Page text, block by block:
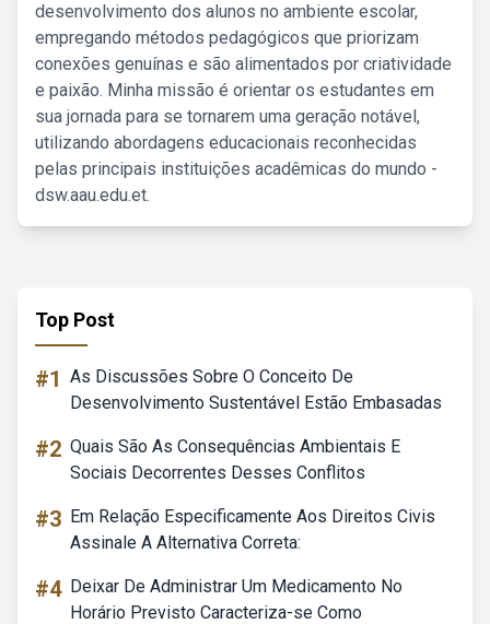
desenvolvimento dos alunos no ambiente escolar,
empregando métodos pedagógicos que priorizam
conexões genuínas e são alimentados por criatividade
e paixão. Minha missão é orientar os estudantes em
sua jornada para se tornarem uma geração notável,
utilizando abordagens educacionais reconhecidas
pelas principais instituições acadêmicas do mundo -
dsw.aau.edu.et.
Top Post
#1 As Discussões Sobre O Conceito De
Desenvolvimento Sustentável Estão Embasadas
#2 Quais São As Consequências Ambientais E
Sociais Decorrentes Desses Conflitos
#3 Em Relação Especificamente Aos Direitos Civis
Assinale A Alternativa Correta:
#4 Deixar De Administrar Um Medicamento No
Horário Previsto Caracteriza-se Como